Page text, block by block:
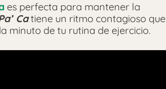
es perfecta para mantener la
Catiene un ritmo contagioso que
minuto de tu rutina de ejercicio.